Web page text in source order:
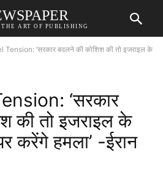
ART OF PUBLISHING
Tension: ‘सरकार बदलने की कोशिश की तो इजराइल के
‘सरकार
की तो इजराइल के
करेंगे हमला’ -ईरान